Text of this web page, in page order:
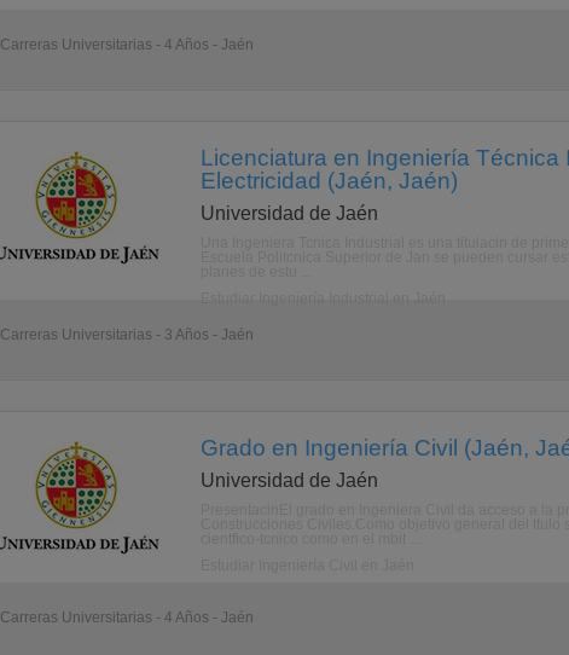
Carreras Universitarias - 4 Años - Jaén
Licenciatura en Ingeniería
Electricidad (Jaén, Jaén)
Universidad de Jaén
Carreras Universitarias - 3 Años - Jaén
Grado en Ingeniería Civil (Jaén,
Universidad de Jaén
Carreras Universitarias - 4 Años - Jaén